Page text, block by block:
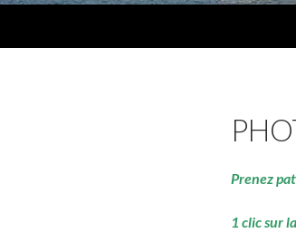
Prenez
1 clic sur